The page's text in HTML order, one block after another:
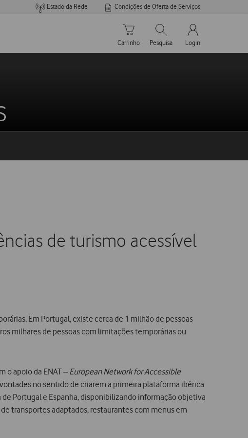
Estado da Rede Condições de Oferta de Serviços
Carrinho de compras
Carrinho
Pesquisar
Pesquisa
My Vodafone
Login
de turismo acessível
Em Portugal, existe cerca de 1 milhão de pessoas
milhares de pessoas com limitações temporárias ou
o apoio da ENAT – European Network for Accessible
no sentido de criarem a primeira plataforma ibérica
Portugal e Espanha, disponibilizando informação objetiva
transportes adaptados, restaurantes com menus em